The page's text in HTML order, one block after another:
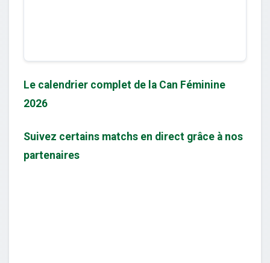
Le calendrier complet de la Can Féminine
2026
Suivez certains matchs en direct grâce à nos
partenaires